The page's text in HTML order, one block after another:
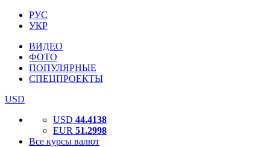
РУС
УКР
ВИДЕО
ФОТО
ПОПУЛЯРНЫЕ
СПЕЦПРОЕКТЫ
USD
USD 44.4138
EUR 51.2998
Все курсы валют